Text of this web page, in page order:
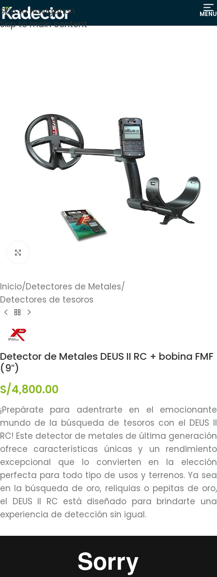
Skip to navigation
Skip to main content
MENU
Inicio/Detectores de Metales/
Detectores de tesoros
Detector de Metales DEUS II RC + bobina FMF
(9″)
S/4,800.00
¡Prepárate para adentrarte en el emocionante
mundo de la búsqueda de tesoros con el DEUS II
RC! Este detector de metales de última generación
ofrece características únicas y un rendimiento
excepcional que lo convierten en la elección
perfecta para todo tipo de usos y terrenos. Ya sea
en la búsqueda de oro, reliquias o pepitas de oro,
el DEUS II RC está diseñado para brindarte una
experiencia de detección sin igual.